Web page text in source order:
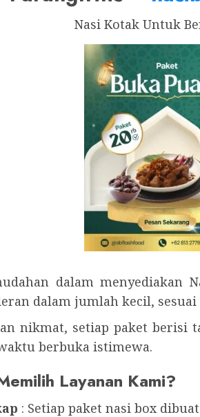
Nasi Kotak Untuk
dalam menyediakan
dalam jumlah kecil,
nikmat, setiap paket berisi
berbuka istimewa.
Layanan Kami?
: Setiap paket nasi box